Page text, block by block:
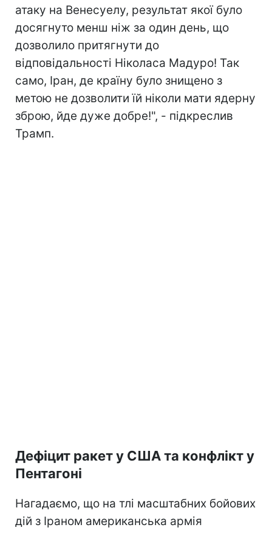
атаку на Венесуелу, результат якої було
досягнуто менш ніж за один день, що
дозволило притягнути до
відповідальності Ніколаса Мадуро! Так
само, Іран, де країну було знищено з
метою не дозволити їй ніколи мати ядерну
зброю, йде дуже добре!", - підкреслив
Трамп.
Дефіцит ракет у США та конфлікт у
Пентагоні
Нагадаємо, що на тлі масштабних бойових
дій з Іраном американська армія